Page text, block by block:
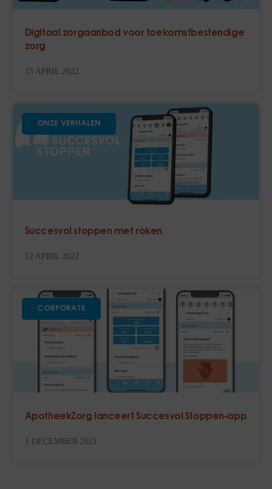
Digitaal zorgaanbod voor toekomstbestendige
zorg
15 APRIL 2022
ONZE VERHALEN
Succesvol stoppen met roken
12 APRIL 2022
CORPORATE
ApotheekZorg lanceert Succesvol Stoppen-app
1 DECEMBER 2021